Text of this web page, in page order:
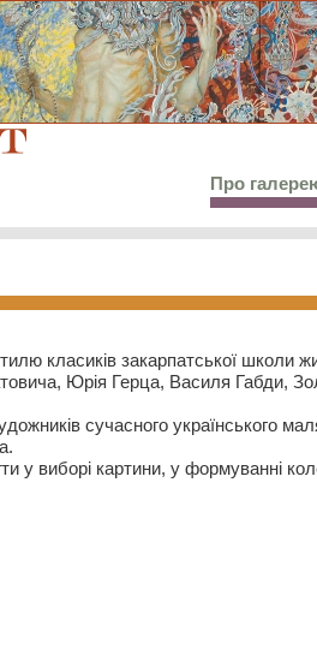
Про
класиків закарпатської школи
Юрія Герца, Василя Габди,
сучасного українського
у виборі картини, у формуванні